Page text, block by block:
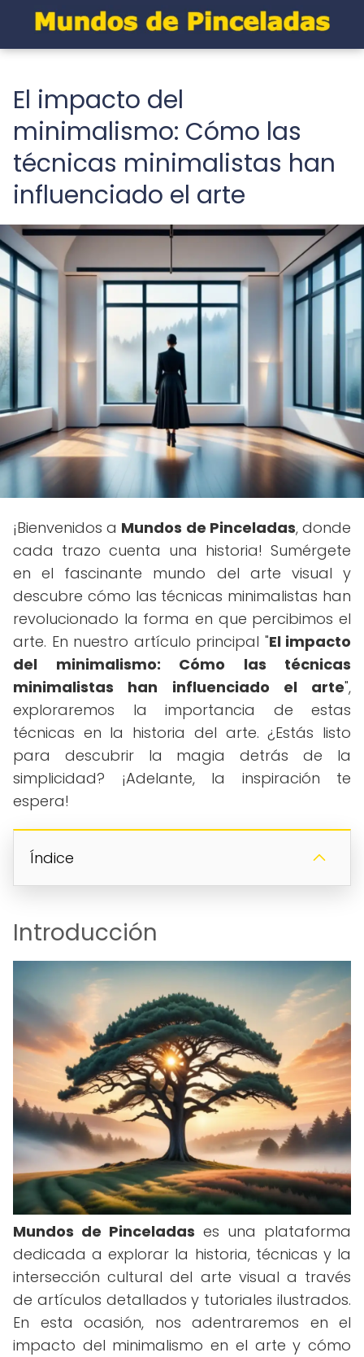
El impacto del
minimalismo: Cómo las
técnicas minimalistas han
influenciado el arte
¡Bienvenidos a Mundos de Pinceladas, donde
cada trazo cuenta una historia! Sumérgete
en el fascinante mundo del arte visual y
descubre cómo las técnicas minimalistas han
revolucionado la forma en que percibimos el
arte. En nuestro artículo principal "El impacto
del minimalismo: Cómo las técnicas
minimalistas han influenciado el arte",
exploraremos la importancia de estas
técnicas en la historia del arte. ¿Estás listo
para descubrir la magia detrás de la
simplicidad? ¡Adelante, la inspiración te
espera!
Índice
Introducción
Mundos de Pinceladas es una plataforma
dedicada a explorar la historia, técnicas y la
intersección cultural del arte visual a través
de artículos detallados y tutoriales ilustrados.
En esta ocasión, nos adentraremos en el
impacto del minimalismo en el arte y cómo